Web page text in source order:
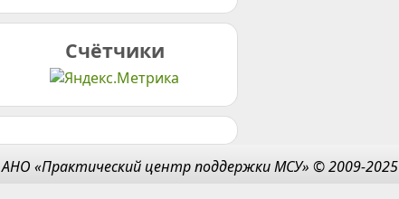
Счётчики
АНО «Практический центр поддержки МСУ» © 2009-2025